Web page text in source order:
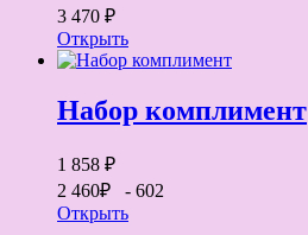
3 470 ₽
Открыть
Набор комплимент
1 858 ₽
2 460₽ - 602
Открыть